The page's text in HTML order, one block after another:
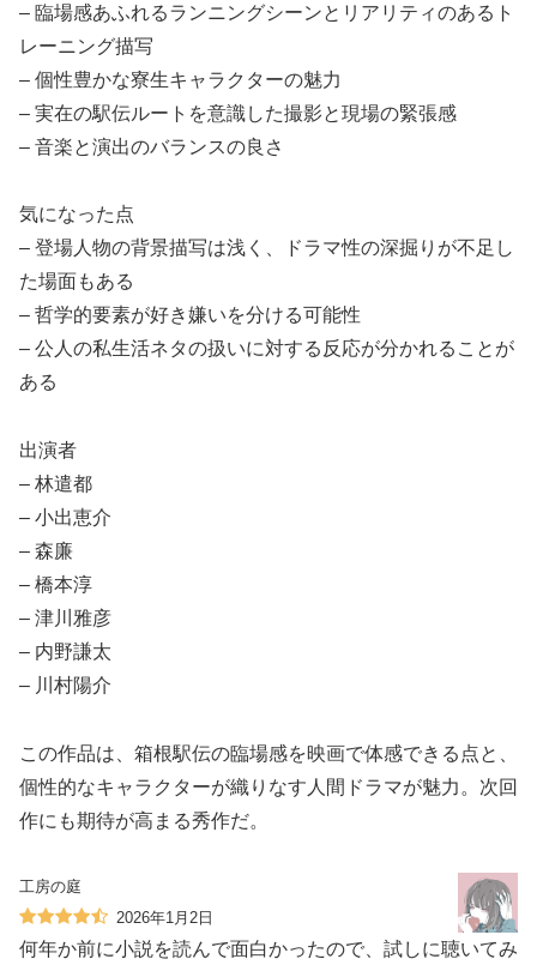
– 臨場感あふれるランニングシーンとリアリティのあるト
レーニング描写
– 個性豊かな寮生キャラクターの魅力
– 実在の駅伝ルートを意識した撮影と現場の緊張感
– 音楽と演出のバランスの良さ
気になった点
– 登場人物の背景描写は浅く、ドラマ性の深掘りが不足し
た場面もある
– 哲学的要素が好き嫌いを分ける可能性
– 公人の私生活ネタの扱いに対する反応が分かれることが
ある
出演者
– 林遣都
– 小出恵介
– 森廉
– 橋本淳
– 津川雅彦
– 内野謙太
– 川村陽介
この作品は、箱根駅伝の臨場感を映画で体感できる点と、
個性的なキャラクターが織りなす人間ドラマが魅力。次回
作にも期待が高まる秀作だ。
工房の庭
2026年1月2日
何年か前に小説を読んで面白かったので、試しに聴いてみ